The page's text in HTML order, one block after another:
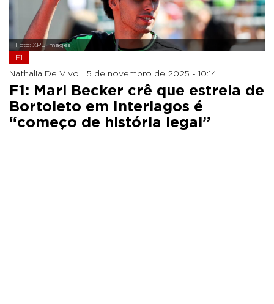
Foto: XPB Images
F1
Nathalia De Vivo | 5 de novembro de 2025 - 10:14
F1: Mari Becker crê que estreia de
Bortoleto em Interlagos é
“começo de história legal”